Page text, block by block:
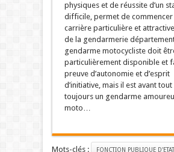
physiques et de réussite d’un
difficile, permet de commencer
carrière particulière et
de la gendarmerie
gendarme motocycliste doit
particulièrement disponible et
preuve d’autonomie et d’esprit
d’initiative, mais il est avant tout
toujours un gendarme
moto…
Mots-clés : FONCTION PUBLIQUE D'ETAT